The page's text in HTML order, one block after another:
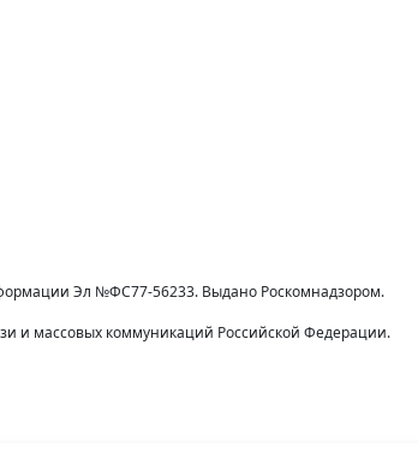
Эл №ФС77-56233. Выдано Роскомнадзором.
и массовых коммуникаций Российской Федерации.